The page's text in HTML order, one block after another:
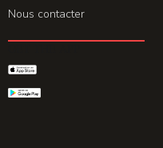
Nous contacter